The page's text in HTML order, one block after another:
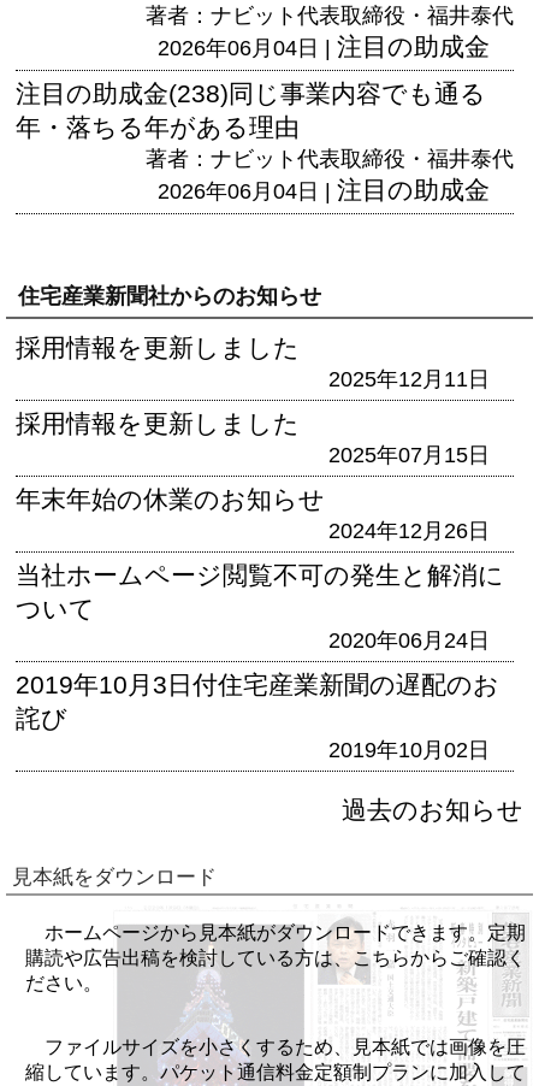
著者：ナビット代表取締役・福井泰代
2026年06月04日 | 注目の助成金
注目の助成金(238)同じ事業内容でも通る
年・落ちる年がある理由
著者：ナビット代表取締役・福井泰代
2026年06月04日 | 注目の助成金
住宅産業新聞社からのお知らせ
採用情報を更新しました
2025年12月11日
採用情報を更新しました
2025年07月15日
年末年始の休業のお知らせ
2024年12月26日
当社ホームページ閲覧不可の発生と解消に
ついて
2020年06月24日
2019年10月3日付住宅産業新聞の遅配のお
詫び
2019年10月02日
過去のお知らせ
見本紙をダウンロード
ホームページから見本紙がダウンロードできます。定期
購読や広告出稿を検討している方は、こちらからご確認く
ださい。
ファイルサイズを小さくするため、見本紙では画像を圧
縮しています。パケット通信料金定額制プランに加入して